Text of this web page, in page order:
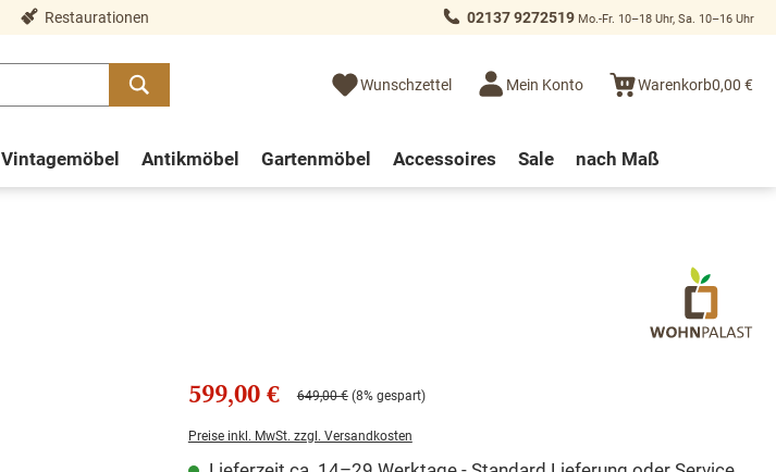
Restaurationen 02137 9272519 Mo.-Fr. 10–18 Uhr, Sa. 10–16 Uhr
Wunschzettel Mein Konto Warenkorb0,00 €
Vintagemöbel Antikmöbel Gartenmöbel Accessoires Sale nach Maß
599,00 € 649,00 € (8% gespart)
Preise inkl. MwSt. zzgl. Versandkosten